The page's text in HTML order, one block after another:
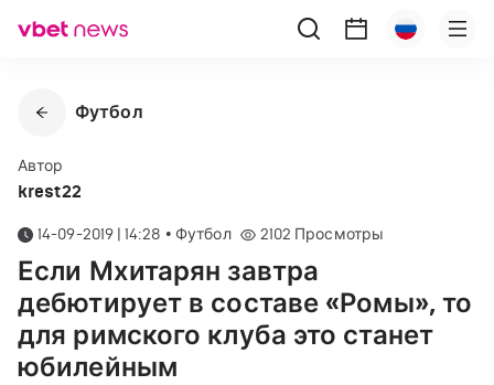
Футбол
Автор
krest22
14-09-2019 | 14:28 • Футбол 2102 Просмотры
Если Мхитарян завтра
дебютирует в составе «Ромы», то
для римского клуба это станет
юбилейным